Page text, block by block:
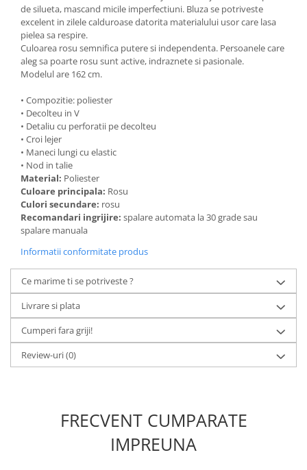
de silueta, mascand micile imperfectiuni. Bluza se potriveste
excelent in zilele calduroase datorita materialului usor care lasa
pielea sa respire.
Culoarea rosu semnifica putere si independenta. Persoanele care
aleg sa poarte rosu sunt active, indraznete si pasionale.
Modelul are 162 cm.
• Compozitie: poliester
• Decolteu in V
• Detaliu cu perforatii pe decolteu
• Croi lejer
• Maneci lungi cu elastic
• Nod in talie
Material: Poliester
Culoare principala: Rosu
Culori secundare: rosu
Recomandari ingrijire: spalare automata la 30 grade sau
spalare manuala
Informatii conformitate produs
Ce marime ti se potriveste ?
Livrare si plata
Cumperi fara griji!
Review-uri(0)
FRECVENT CUMPARATE
IMPREUNA